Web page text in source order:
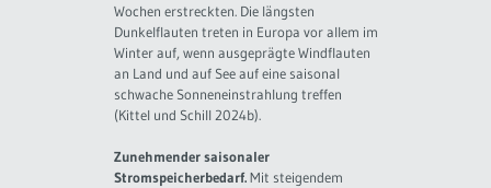
Wochen erstreckten. Die längsten
Dunkelflauten treten in Europa vor allem im
Winter auf, wenn ausgeprägte Windflauten
an Land und auf See auf eine saisonal
schwache Sonneneinstrahlung treffen
(Kittel und Schill 2024b).
Zunehmender saisonaler
Stromspeicherbedarf.Mit steigendem